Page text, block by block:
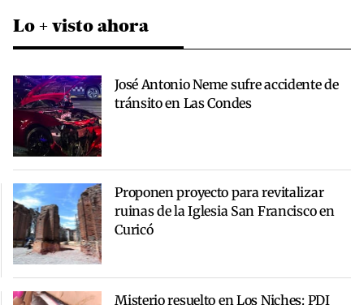
Lo + visto ahora
José Antonio Neme sufre accidente de
tránsito en Las Condes
Proponen proyecto para revitalizar
ruinas de la Iglesia San Francisco en
Curicó
Misterio resuelto en Los Niches: PDI